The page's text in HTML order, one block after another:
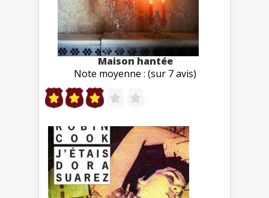
Maison hantée
Note moyenne : (sur 7 avis)